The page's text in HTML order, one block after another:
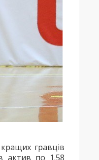
гравців
актив по 1.58